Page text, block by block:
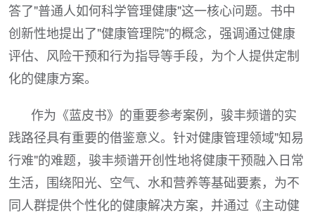
答了"普通人如何科学管理健康"这一核心问题。书中
创新性地提出了"健康管理院"的概念，强调通过健康
评估、风险干预和行为指导等手段，为个人提供定制
化的健康方案。
作为《蓝皮书》的重要参考案例，骏丰频谱的实
践路径具有重要的借鉴意义。针对健康管理领域"知易
行难"的难题，骏丰频谱开创性地将健康干预融入日常
生活，围绕阳光、空气、水和营养等基础要素，为不
同人群提供个性化的健康解决方案，并通过《主动健